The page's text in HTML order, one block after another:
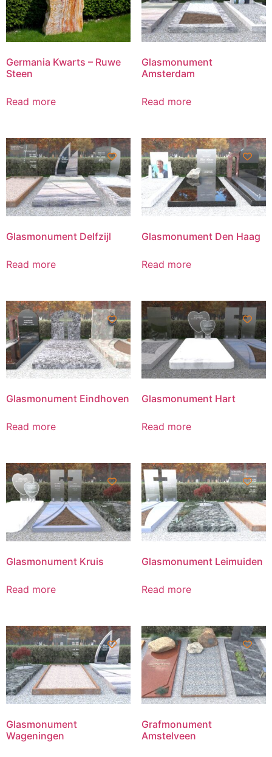
Germania Kwarts – Ruwe
Steen
Read more
Glasmonument
Amsterdam
Read more
Glasmonument Delfzijl
Read more
Glasmonument Den Haag
Read more
Glasmonument Eindhoven
Read more
Glasmonument Hart
Read more
Glasmonument Kruis
Read more
Glasmonument Leimuiden
Read more
Glasmonument
Wageningen
Grafmonument
Amstelveen